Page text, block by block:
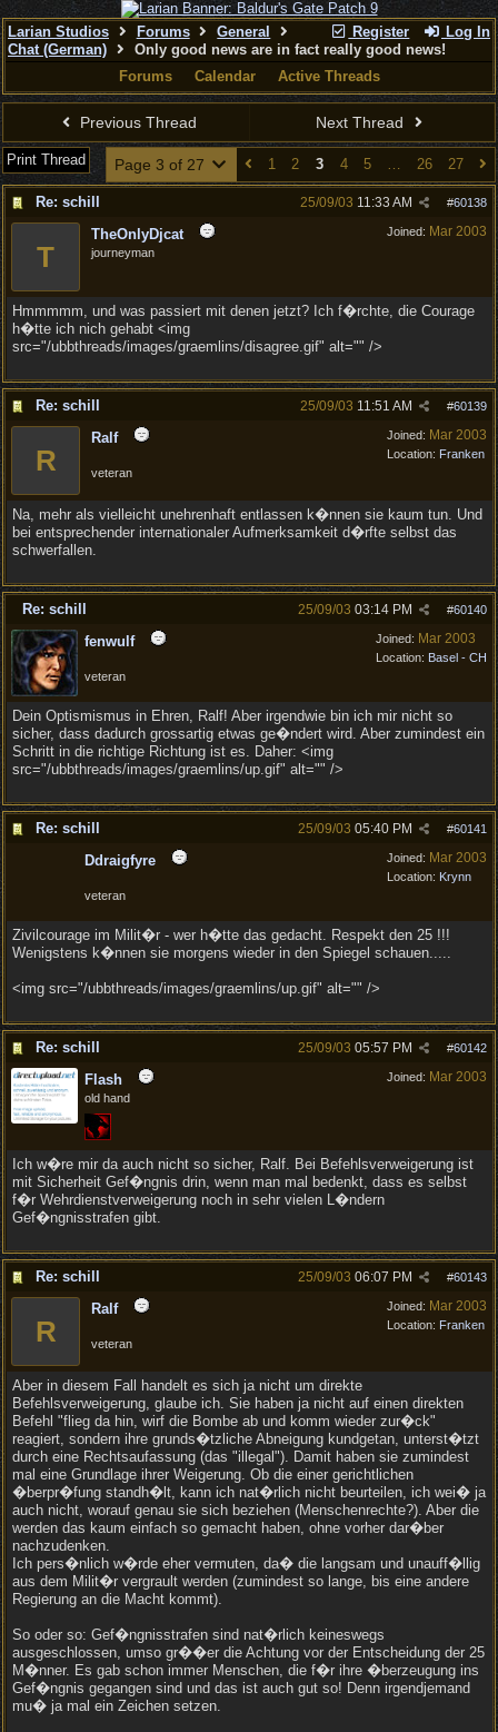
Register Log In
Larian Studios Forums
General
Chat (German)
Only good news are in fact really good news!
Forums
Calendar Active Threads
Previous Thread Next Thread
Print Thread Page 3 of 27 1 2 3 4 5 … 26 27
Re: schill #60138
25/09/03 11:33 AM
Joined: Mar 2003
T
TheOnlyDjcat
journeyman
Hmmmmm, und was passiert mit denen jetzt? Ich f�rchte, die Courage
h�tte ich nich gehabt <img
src="/ubbthreads/images/graemlins/disagree.gif" alt="" />
Re: schill #60139
25/09/03 11:51 AM
Joined: Mar 2003
Location: Franken
R
Ralf
veteran
Na, mehr als vielleicht unehrenhaft entlassen k�nnen sie kaum tun. Und
bei entsprechender internationaler Aufmerksamkeit d�rfte selbst das
schwerfallen.
Re: schill #60140
25/09/03 03:14 PM
Joined: Mar 2003
Location: Basel - CH
fenwulf
veteran
Dein Optismismus in Ehren, Ralf! Aber irgendwie bin ich mir nicht so
sicher, dass dadurch grossartig etwas ge�ndert wird. Aber zumindest ein
Schritt in die richtige Richtung ist es. Daher: <img
src="/ubbthreads/images/graemlins/up.gif" alt="" />
Re: schill #60141
25/09/03 05:40 PM
Joined: Mar 2003
Location: Krynn
Ddraigfyre
veteran
Zivilcourage im Milit�r - wer h�tte das gedacht. Respekt den 25 !!!
Wenigstens k�nnen sie morgens wieder in den Spiegel schauen.....
<img src="/ubbthreads/images/graemlins/up.gif" alt="" />
Re: schill #60142
25/09/03 05:57 PM
Joined: Mar 2003
Flash
old hand
Ich w�re mir da auch nicht so sicher, Ralf. Bei Befehlsverweigerung ist
mit Sicherheit Gef�ngnis drin, wenn man mal bedenkt, dass es selbst
f�r Wehrdienstverweigerung noch in sehr vielen L�ndern
Gef�ngnisstrafen gibt.
Re: schill #60143
25/09/03 06:07 PM
Joined: Mar 2003
Location: Franken
R
Ralf
veteran
Aber in diesem Fall handelt es sich ja nicht um direkte
Befehlsverweigerung, glaube ich. Sie haben ja nicht auf einen direkten
Befehl "flieg da hin, wirf die Bombe ab und komm wieder zur�ck"
reagiert, sondern ihre grunds�tzliche Abneigung kundgetan, unterst�tzt
durch eine Rechtsaufassung (das "illegal"). Damit haben sie zumindest
mal eine Grundlage ihrer Weigerung. Ob die einer gerichtlichen
�berpr�fung standh�lt, kann ich nat�rlich nicht beurteilen, ich wei� ja
auch nicht, worauf genau sie sich beziehen (Menschenrechte?). Aber die
werden das kaum einfach so gemacht haben, ohne vorher dar�ber
nachzudenken.
Ich pers�nlich w�rde eher vermuten, da� die langsam und unauff�llig
aus dem Milit�r vergrault werden (zumindest so lange, bis eine andere
Regierung an die Macht kommt).
So oder so: Gef�ngnisstrafen sind nat�rlich keineswegs
ausgeschlossen, umso gr��er die Achtung vor der Entscheidung der 25
M�nner. Es gab schon immer Menschen, die f�r ihre �berzeugung ins
Gef�ngnis gegangen sind und das ist auch gut so! Denn irgendjemand
mu� ja mal ein Zeichen setzen.